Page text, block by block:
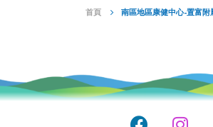
首頁 南區地區康健中心-置富附